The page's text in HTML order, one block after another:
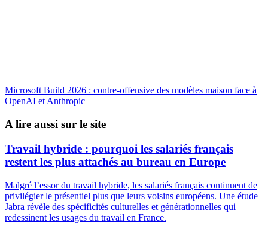
Microsoft Build 2026 : contre-offensive des modèles maison face à
OpenAI et Anthropic
A lire aussi sur le site
Travail hybride : pourquoi les salariés français
restent les plus attachés au bureau en Europe
Malgré l’essor du travail hybride, les salariés français continuent de
privilégier le présentiel plus que leurs voisins européens. Une étude
Jabra révèle des spécificités culturelles et générationnelles qui
redessinent les usages du travail en France.